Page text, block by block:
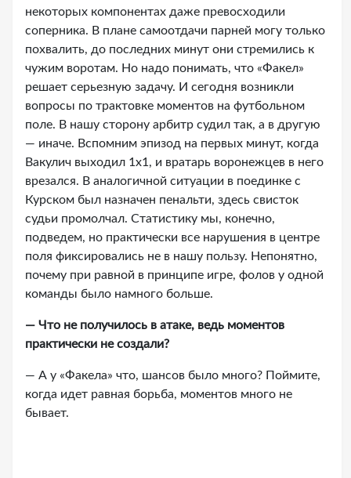
некоторых компонентах даже превосходили
соперника. В плане самоотдачи парней могу только
похвалить, до последних минут они стремились к
чужим воротам. Но надо понимать, что «Факел»
решает серьезную задачу. И сегодня возникли
вопросы по трактовке моментов на футбольном
поле. В нашу сторону арбитр судил так, а в другую
— иначе. Вспомним эпизод на первых минут, когда
Вакулич выходил 1х1, и вратарь воронежцев в него
врезался. В аналогичной ситуации в поединке с
Курском был назначен пенальти, здесь свисток
судьи промолчал. Статистику мы, конечно,
подведем, но практически все нарушения в центре
поля фиксировались не в нашу пользу. Непонятно,
почему при равной в принципе игре, фолов у одной
команды было намного больше.
— Что не получилось в атаке, ведь моментов
практически не создали?
— А у «Факела» что, шансов было много? Поймите,
когда идет равная борьба, моментов много не
бывает.